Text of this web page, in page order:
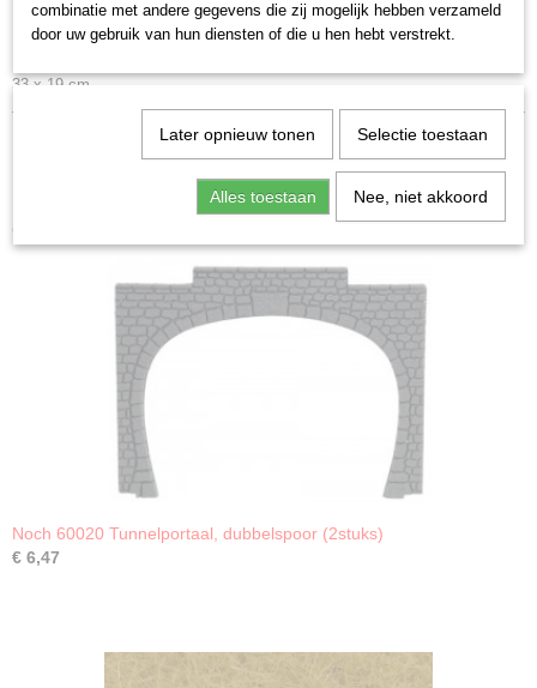
Productcode leverancier
Schaal
Noch 58480 Rotsplaat Schichtgestein
33 x 19 cm
Noch 60020 Tunnelportaal, dubbelspoor (2stuks)
€ 6,47
combinatie met andere gegevens die zij mogelijk hebben verzameld
door uw gebruik van hun diensten of die u hen hebt verstrekt.
Later opnieuw tonen Selectie toestaan
Alles toestaan Nee, niet akkoord